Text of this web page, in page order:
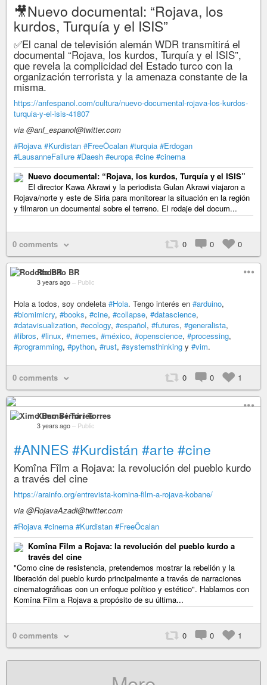
🎥Nuevo documental: “Rojava, los
kurdos, Turquía y el ISIS”
✅El canal de televisión alemán WDR transmitirá el
documental “Rojava, los kurdos, Turquía y el ISIS”,
que revela la complicidad del Estado turco con la
organización terrorista y la amenaza constante de la
misma.
https://anfespanol.com/cultura/nuevo-documental-rojava-los-kurdos-
turquia-y-el-isis-41807
via @anf_espanol@twitter.com
#Rojava #Kurdistan #FreeÖcalan #turquia #Erdogan
#LausanneFailure #Daesh #europa #cine #cinema
Nuevo documental: “Rojava, los kurdos, Turquía y el ISIS”
El director Kawa Akrawi y la periodista Gulan Akrawi viajaron a
Rojava/norte y este de Siria para monitorear la situación en la región
y filmaron un documental sobre el terreno. El rodaje del docum...
0 comments 0 0 0
Rodolfo BR
3 years ago – Public
Hola a todos, soy ondeleta #Hola. Tengo interés en #arduino,
#biomimicry, #books, #cine, #collapse, #datascience,
#datavisualization, #ecology, #español, #futures, #generalista,
#libros, #linux, #memes, #méxico, #openscience, #processing,
#programming, #python, #rust, #systemsthinking y #vim.
0 comments 0 0 1
Ximo Bernà i Torres
3 years ago – Public
#ANNES#Kurdistán #arte #cine
Komîna Fîlm a Rojava: la revolución del pueblo kurdo
a través del cine
https://arainfo.org/entrevista-komina-film-a-rojava-kobane/
via @RojavaAzadi@twitter.com
#Rojava #cinema #Kurdistan #FreeÖcalan
Komîna Fîlm a Rojava: la revolución del pueblo kurdo a
través del cine
"Como cine de resistencia, pretendemos mostrar la rebelión y la
liberación del pueblo kurdo principalmente a través de narraciones
cinematográficas con un enfoque político y estético". Hablamos con
Komîna Fîlm a Rojava a propósito de su última...
0 comments 0 0 1